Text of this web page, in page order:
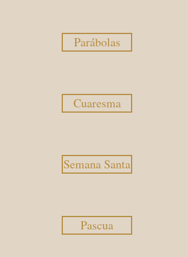
Parábolas
Cuaresma
Semana Santa
Pascua